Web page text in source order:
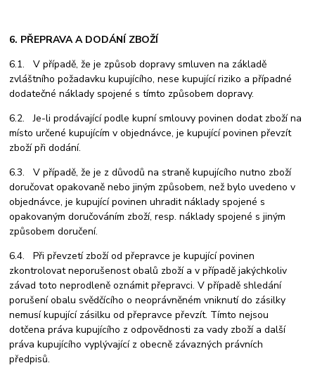
6. PŘEPRAVA A DODÁNÍ ZBOŽÍ
6.1. V případě, že je způsob dopravy smluven na základě
zvláštního požadavku kupujícího, nese kupující riziko a případné
dodatečné náklady spojené s tímto způsobem dopravy.
6.2. Je-li prodávající podle kupní smlouvy povinen dodat zboží na
místo určené kupujícím v objednávce, je kupující povinen převzít
zboží při dodání.
6.3. V případě, že je z důvodů na straně kupujícího nutno zboží
doručovat opakovaně nebo jiným způsobem, než bylo uvedeno v
objednávce, je kupující povinen uhradit náklady spojené s
opakovaným doručováním zboží, resp. náklady spojené s jiným
způsobem doručení.
6.4. Při převzetí zboží od přepravce je kupující povinen
zkontrolovat neporušenost obalů zboží a v případě jakýchkoliv
závad toto neprodleně oznámit přepravci. V případě shledání
porušení obalu svědčícího o neoprávněném vniknutí do zásilky
nemusí kupující zásilku od přepravce převzít. Tímto nejsou
dotčena práva kupujícího z odpovědnosti za vady zboží a další
práva kupujícího vyplývající z obecně závazných právních
předpisů.